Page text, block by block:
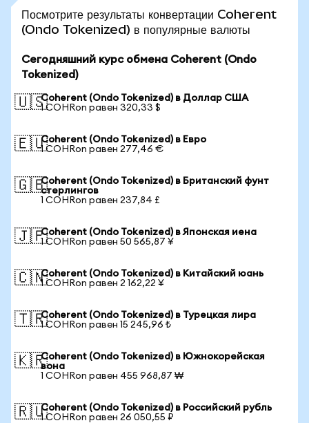
Посмотрите результаты конвертации Coherent
(Ondo Tokenized) в популярные валюты
Сегодняшний курс обмена Coherent (Ondo
Tokenized)
🇺🇸Coherent (Ondo Tokenized) в Доллар США
1 COHRon равен 320,33 $
🇪🇺Coherent (Ondo Tokenized) в Евро
1 COHRon равен 277,46 €
🇬🇧Coherent (Ondo Tokenized) в Британский фунт
стерлингов
1 COHRon равен 237,84 £
🇯🇵Coherent (Ondo Tokenized) в Японская иена
1 COHRon равен 50 565,87 ¥
🇨🇳Coherent (Ondo Tokenized) в Китайский юань
1 COHRon равен 2 162,22 ¥
🇹🇷Coherent (Ondo Tokenized) в Турецкая лира
1 COHRon равен 15 245,96 ₺
🇰🇷Coherent (Ondo Tokenized) в Южнокорейская
вона
1 COHRon равен 455 968,87 ₩
🇷🇺Coherent (Ondo Tokenized) в Российский рубль
1 COHRon равен 26 050,55 ₽